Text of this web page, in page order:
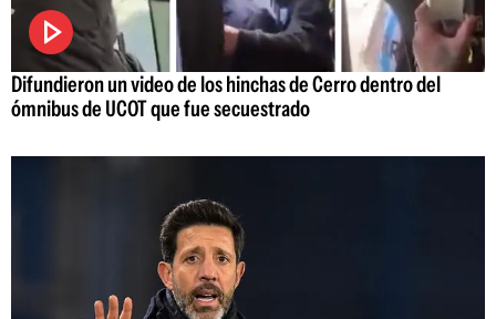
Difundieron un video de los hinchas de Cerro dentro del
ómnibus de UCOT que fue secuestrado